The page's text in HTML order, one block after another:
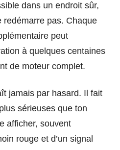
dans un endroit sûr,
redémarre pas. Chaque
peut
à quelques centaines
de moteur complet.
jamais par hasard. Il fait
sérieuses que ton
afficher, souvent
rouge et d’un signal